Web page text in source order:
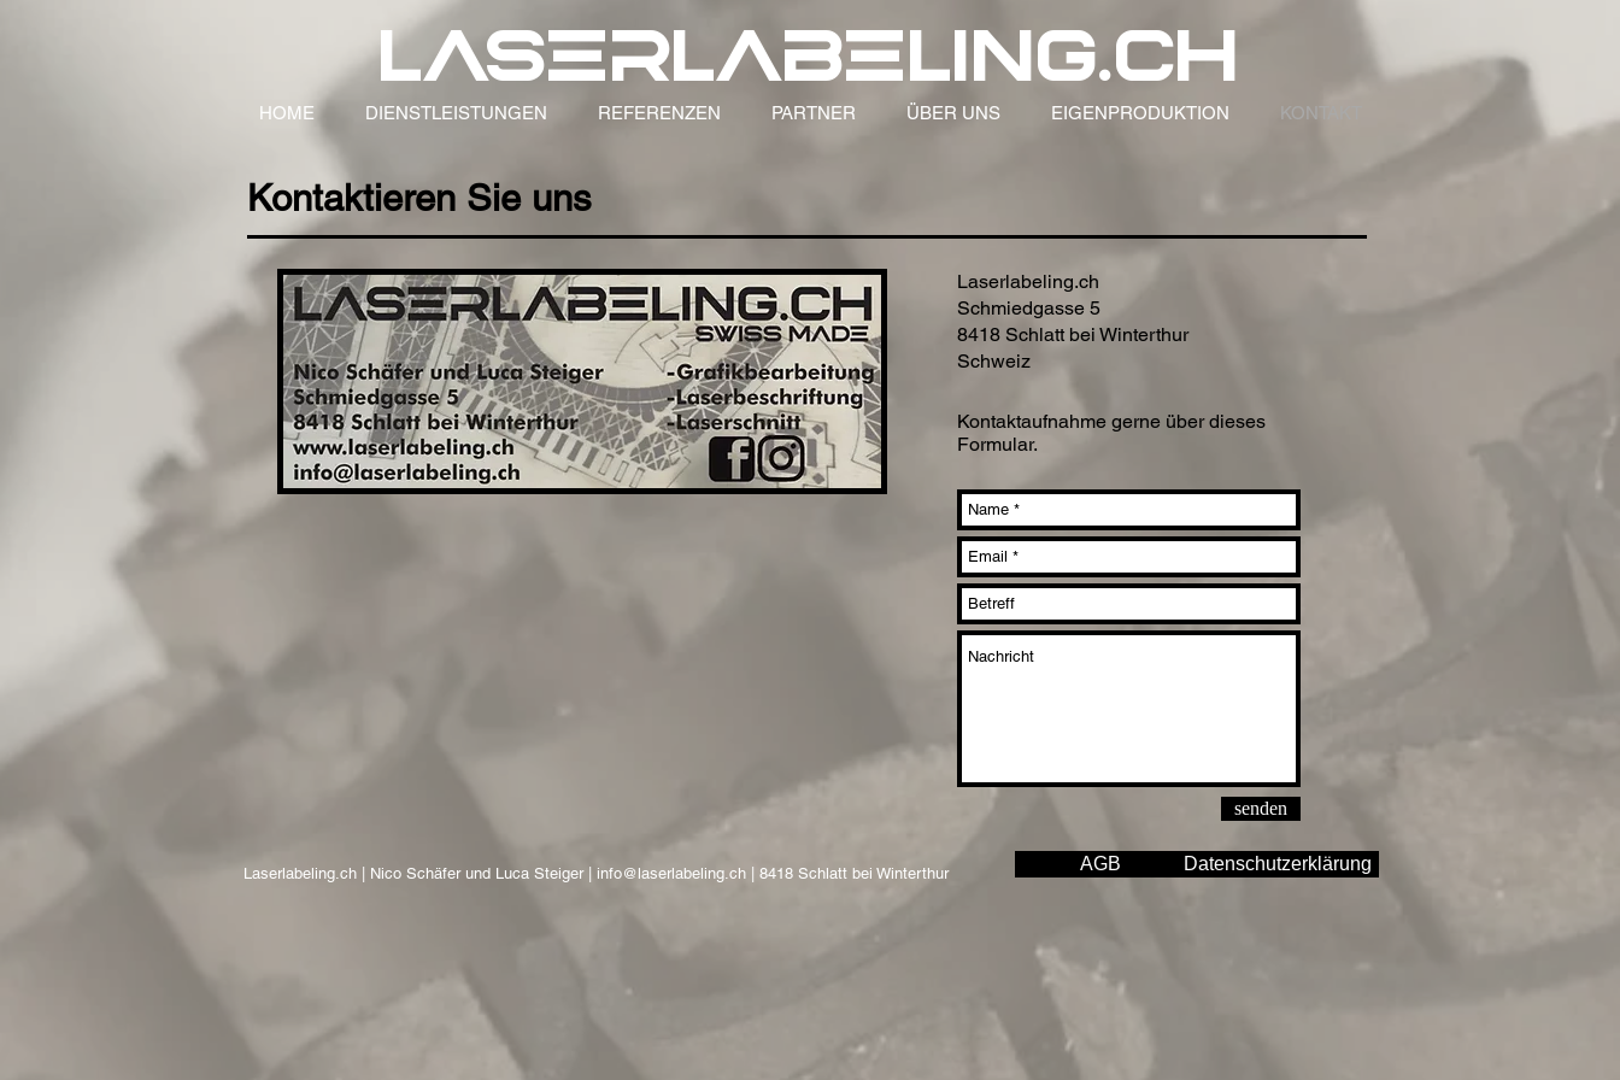
laserlabeling.ch
HOME DIENSTLEISTUNGEN REFERENZEN PARTNER ÜBER UNS EIGENPRODUKTION KONTAKT
Kontaktieren Sie uns
Laserlabeling.ch
Schmiedgasse 5
8418 Schlatt bei Winterthur
Schweiz
Kontaktaufnahme gerne über dieses
Formular.
senden
Laserlabeling.ch | Nico Schäfer und Luca Steiger | info@laserlabeling.ch | 8418 Schlatt bei Winterthur AGB Datenschutzerklärung